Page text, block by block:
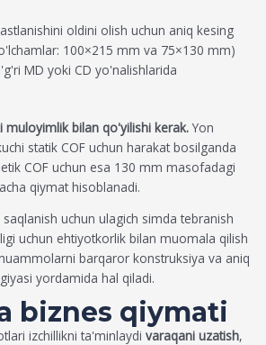
oldini olish uchun aniq kesing
100×215 mm va 75×130 mm)
MD yoki CD yo'nalishlarida
muloyimlik bilan qo'yilishi kerak.Yon
statik COF uchun harakat bosilganda
COF uchun esa 130 mm masofadagi
qiymat hisoblanadi.
uchun ulagich simda tebranish
uchun ehtiyotkorlik bilan muomala qilish
barqaror konstruksiya va aniq
yordamida hal qiladi.
biznes qiymati
izchillikni ta'minlaydi varaqani uzatish,